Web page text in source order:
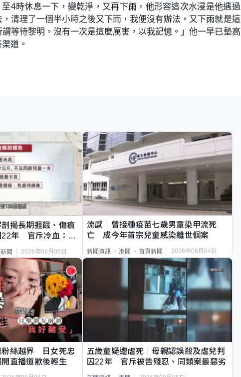
4時休息一下，變乾淨，又再下雨。他形容這次水浸是他遇過
清理了一個半小時之後又下雨，我便沒有辦法，又下雨就是這
等待黎明。沒有一次是這麼厲害，以我記憶。」他一早已墊高
道。
揭長期捱餓、傷痕
年 官斥冷血：同
聞 2026年08月05日
流感｜曾接種疫苗七歲男童染甲流死
亡 成今年首宗兒童感染離世個案
新聞資訊 港聞 首頁新聞 2026年08月04日
粉絲越界 日女死忠
直播道歉後輕生
五歲童疑遭虐死｜母親認誤殺及虐兒判
囚22年 官斥被告殘忍、同類案最惡劣